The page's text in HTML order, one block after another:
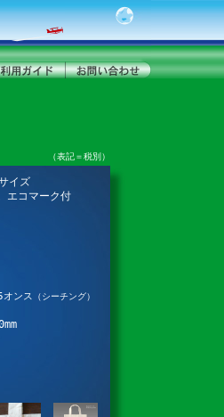
（表記＝税別）
イズ
エコマーク付
ンス （シーチング）